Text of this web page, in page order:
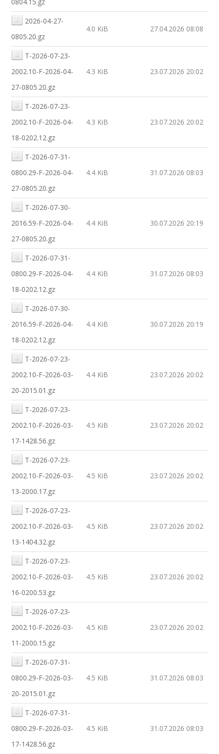
2026-04-27-
0805.20.gz
4.0 KiB 27.04.2026 08:08
T-2026-07-23-
2002.10-F-2026-04-
27-0805.20.gz
4.3 KiB 23.07.2026 20:02
T-2026-07-23-
2002.10-F-2026-04-
18-0202.12.gz
4.3 KiB 23.07.2026 20:02
T-2026-07-31-
0800.29-F-2026-04-
27-0805.20.gz
4.4 KiB 31.07.2026 08:03
T-2026-07-30-
2016.59-F-2026-04-
27-0805.20.gz
4.4 KiB 30.07.2026 20:19
T-2026-07-31-
0800.29-F-2026-04-
18-0202.12.gz
4.4 KiB 31.07.2026 08:03
T-2026-07-30-
2016.59-F-2026-04-
18-0202.12.gz
4.4 KiB 30.07.2026 20:19
T-2026-07-23-
2002.10-F-2026-03-
20-2015.01.gz
4.4 KiB 23.07.2026 20:02
T-2026-07-23-
2002.10-F-2026-03-
17-1428.56.gz
4.5 KiB 23.07.2026 20:02
T-2026-07-23-
2002.10-F-2026-03-
13-2000.17.gz
4.5 KiB 23.07.2026 20:02
T-2026-07-23-
2002.10-F-2026-03-
13-1404.32.gz
4.5 KiB 23.07.2026 20:02
T-2026-07-23-
2002.10-F-2026-03-
16-0200.53.gz
4.5 KiB 23.07.2026 20:02
T-2026-07-23-
2002.10-F-2026-03-
11-2000.15.gz
4.5 KiB 23.07.2026 20:02
T-2026-07-31-
0800.29-F-2026-03-
20-2015.01.gz
4.5 KiB 31.07.2026 08:03
T-2026-07-31-
0800.29-F-2026-03-
17-1428.56.gz
4.5 KiB 31.07.2026 08:03